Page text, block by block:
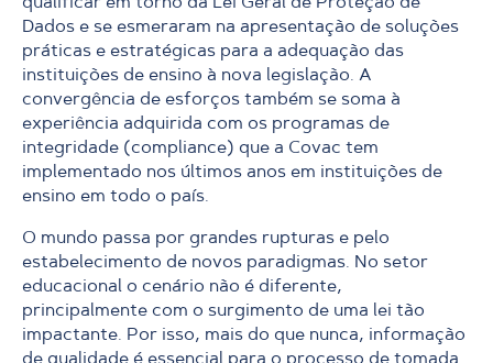
Dados e se esmeraram na apresentação de soluções
práticas e estratégicas para a adequação das
instituições de ensino à nova legislação. A
convergência de esforços também se soma à
experiência adquirida com os programas de
integridade (compliance) que a Covac tem
implementado nos últimos anos em instituições de
ensino em todo o país.
O mundo passa por grandes rupturas e pelo
estabelecimento de novos paradigmas. No setor
educacional o cenário não é diferente,
principalmente com o surgimento de uma lei tão
impactante. Por isso, mais do que nunca, informação
de qualidade é essencial para o processo de tomada